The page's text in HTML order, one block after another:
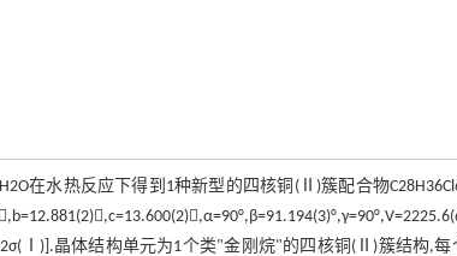
在水热反应下得到1种新型的四核铜(Ⅱ)簇配合物
晶体结构单元为1个类"金刚烷"的四核铜(Ⅱ)簇结构,